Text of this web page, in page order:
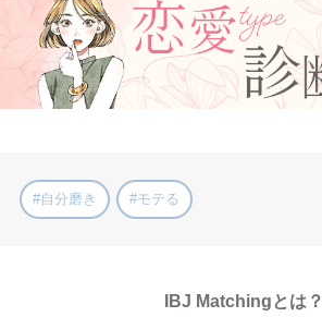
#自分磨き #モテる
IBJ Matchingとは？